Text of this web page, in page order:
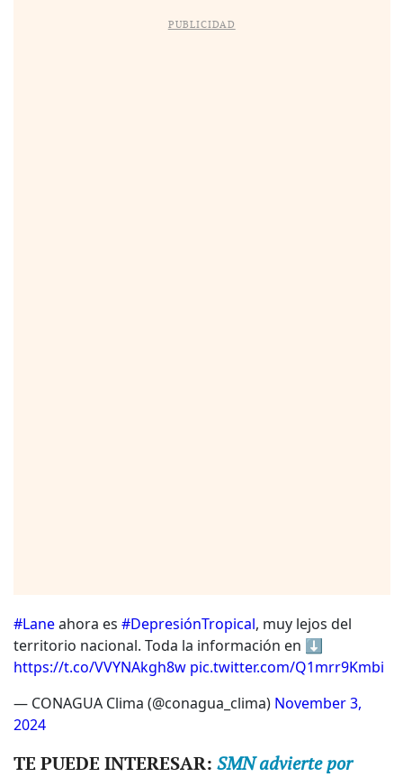
PUBLICIDAD
#Laneahora es #DepresiónTropical, muy lejos del
territorio nacional. Toda la información en ⬇️
https://t.co/VVYNAkgh8w pic.twitter.com/Q1mrr9Kmbi
— CONAGUA Clima (@conagua_clima) November 3,
2024
TE PUEDE INTERESAR: SMN advierte por